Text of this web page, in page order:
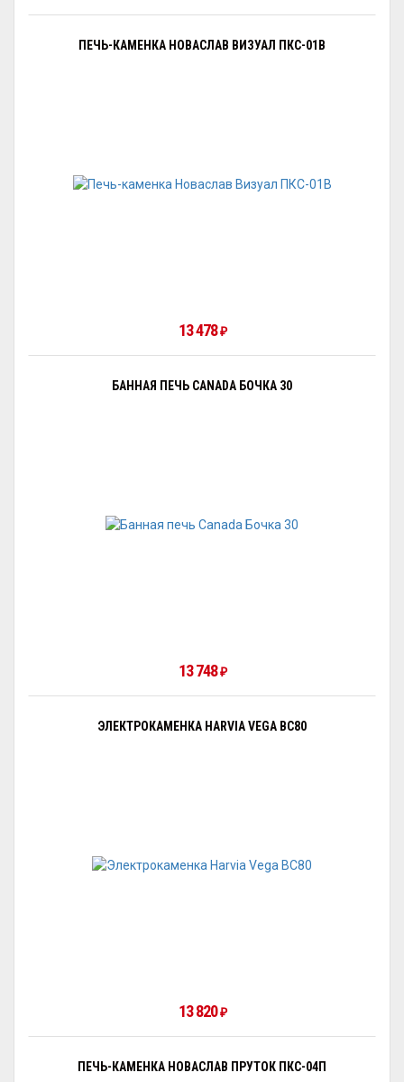
ПЕЧЬ-КАМЕНКА НОВАСЛАВ ВИЗУАЛ ПКС-01В
13 478₽
БАННАЯ ПЕЧЬ CANADA БОЧКА 30
13 748₽
ЭЛЕКТРОКАМЕНКА HARVIA VEGA BC80
13 820₽
ПЕЧЬ-КАМЕНКА НОВАСЛАВ ПРУТОК ПКС-04П